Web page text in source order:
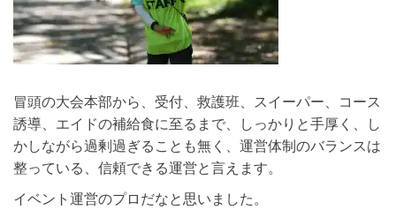
冒頭の大会本部から、受付、救護班、スイーパー、コース
誘導、エイドの補給食に至るまで、しっかりと手厚く、し
かしながら過剰過ぎることも無く、運営体制のバランスは
整っている、信頼できる運営と言えます。
イベント運営のプロだなと思いました。